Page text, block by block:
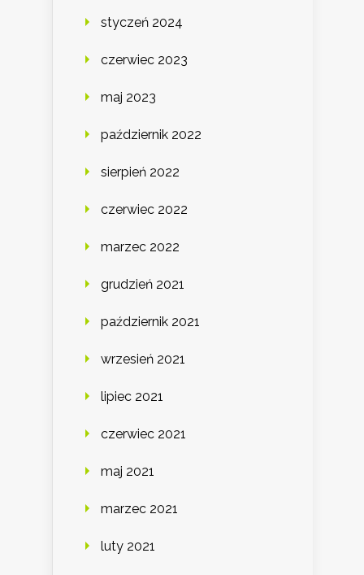
styczeń 2024
czerwiec 2023
maj 2023
październik 2022
sierpień 2022
czerwiec 2022
marzec 2022
grudzień 2021
październik 2021
wrzesień 2021
lipiec 2021
czerwiec 2021
maj 2021
marzec 2021
luty 2021